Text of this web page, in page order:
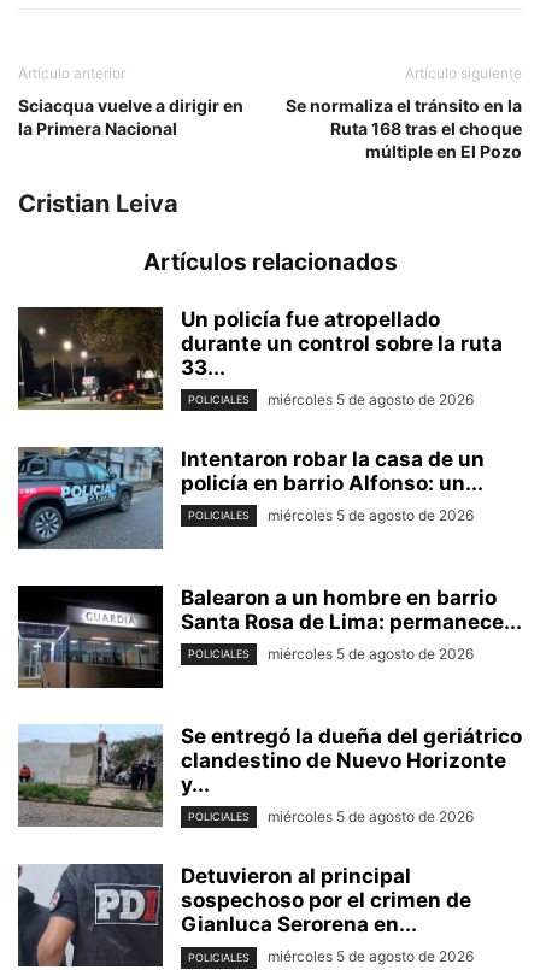
Artículo anterior
Sciacqua vuelve a dirigir en
la Primera Nacional
Artículo siguiente
Se normaliza el tránsito en la
Ruta 168 tras el choque
múltiple en El Pozo
Cristian Leiva
Artículos relacionados
Un policía fue atropellado
durante un control sobre la ruta
33...
POLICIALES miércoles 5 de agosto de 2026
Intentaron robar la casa de un
policía en barrio Alfonso: un...
POLICIALES miércoles 5 de agosto de 2026
Balearon a un hombre en barrio
Santa Rosa de Lima: permanece...
POLICIALES miércoles 5 de agosto de 2026
Se entregó la dueña del geriátrico
clandestino de Nuevo Horizonte
y...
POLICIALES miércoles 5 de agosto de 2026
Detuvieron al principal
sospechoso por el crimen de
Gianluca Serorena en...
POLICIALES miércoles 5 de agosto de 2026